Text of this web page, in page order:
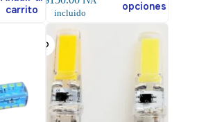
carrito
range:
$140.00
through
incluido
opciones
tiene
múltiples
variantes.
Las
opciones
pueden
elegir